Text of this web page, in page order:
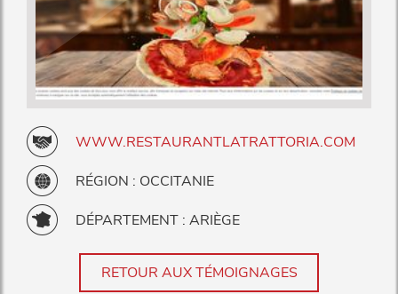
WWW.RESTAURANTLATRATTORIA.COM
RÉGION : OCCITANIE
DÉPARTEMENT : ARIÈGE
RETOUR AUX TÉMOIGNAGES